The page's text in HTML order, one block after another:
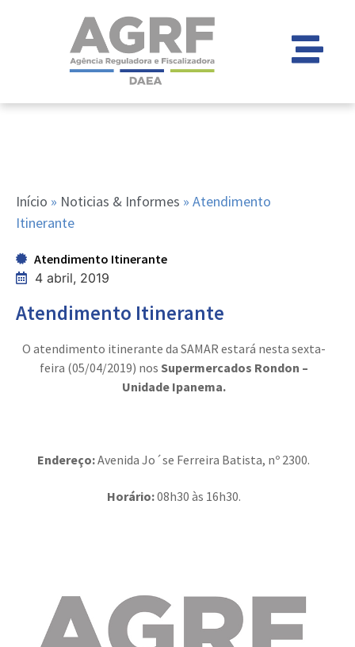
Início » Noticias & Informes » Atendimento
Itinerante
Atendimento Itinerante
4 abril, 2019
Atendimento Itinerante
O atendimento itinerante da SAMAR estará nesta sexta-
feira (05/04/2019) nos Supermercados Rondon –
Unidade Ipanema.
Endereço:Avenida Jo´se Ferreira Batista, nº 2300.
Horário:08h30 às 16h30.